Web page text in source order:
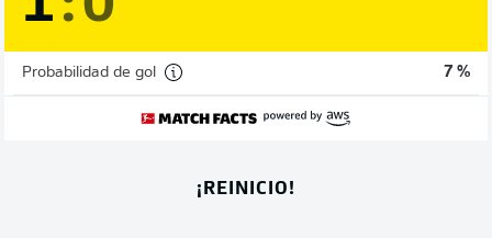
Probabilidad de gol 7 %
¡REINICIO!